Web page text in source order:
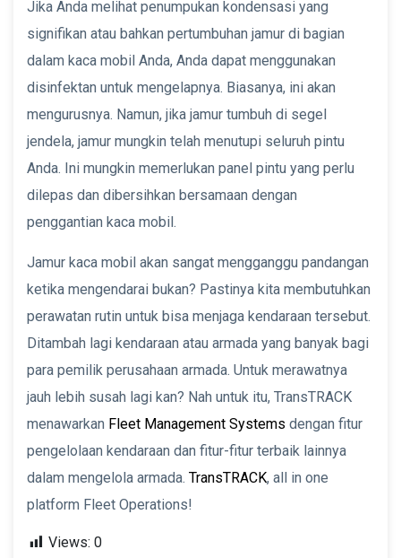
Jika Anda melihat penumpukan kondensasi yang
signifikan atau bahkan pertumbuhan jamur di bagian
dalam kaca mobil Anda, Anda dapat menggunakan
disinfektan untuk mengelapnya. Biasanya, ini akan
mengurusnya. Namun, jika jamur tumbuh di segel
jendela, jamur mungkin telah menutupi seluruh pintu
Anda. Ini mungkin memerlukan panel pintu yang perlu
dilepas dan dibersihkan bersamaan dengan
penggantian kaca mobil.
Jamur kaca mobil akan sangat mengganggu pandangan
ketika mengendarai bukan? Pastinya kita membutuhkan
perawatan rutin untuk bisa menjaga kendaraan tersebut.
Ditambah lagi kendaraan atau armada yang banyak bagi
para pemilik perusahaan armada. Untuk merawatnya
jauh lebih susah lagi kan? Nah untuk itu, TransTRACK
menawarkan Fleet Management Systems dengan fitur
pengelolaan kendaraan dan fitur-fitur terbaik lainnya
dalam mengelola armada. TransTRACK, all in one
platform Fleet Operations!
Views: 0